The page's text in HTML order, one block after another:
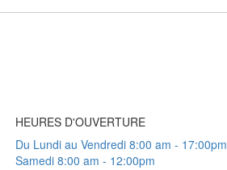
HEURES D'OUVERTURE
Du Lundi au Vendredi 8:00 am - 17:00pm
Samedi 8:00 am - 12:00pm